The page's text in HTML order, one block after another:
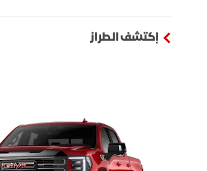
إكتشف الطراز